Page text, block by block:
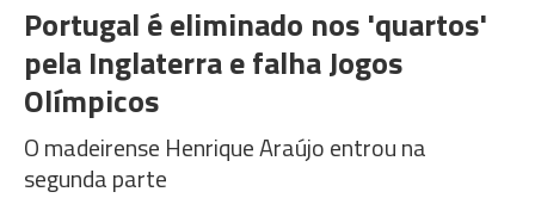
Portugal é eliminado nos 'quartos'
pela Inglaterra e falha Jogos
Olímpicos
O madeirense Henrique Araújo entrou na
segunda parte